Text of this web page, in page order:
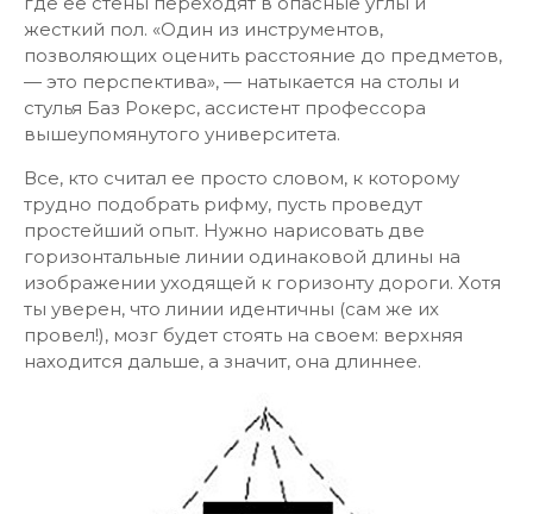
жесткий пол. «Один из инструментов,
позволяющих оценить расстояние до предметов,
— это перспектива», — натыкается на столы и
стулья Баз Рокерс, ассистент профессора
вышеупомянутого университета.
Все, кто считал ее просто словом, к которому
трудно подобрать рифму, пусть проведут
простейший опыт. Нужно нарисовать две
горизонтальные линии одинаковой длины на
изображении уходящей к горизонту дороги. Хотя
ты уверен, что линии идентичны (сам же их
провел!), мозг будет стоять на своем: верхняя
находится дальше, а значит, она длиннее.